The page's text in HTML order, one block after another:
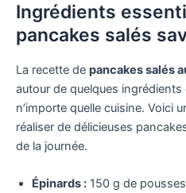
Ingrédients
pancakes salés
La recette de pancakes salés
autour de quelques
n’importe quelle cuisine. Voici
réaliser de délicieuses
de la journée.
Épinards : 150 g de